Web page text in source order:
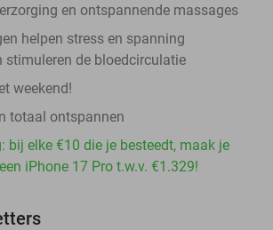
en ontspannende massages
helpen stress en spanning
stimuleren de bloedcirculatie
weekend!
totaal ontspannen
bij elke €10 die je besteedt, maak je
iPhone 17 Pro t.w.v. €1.329!